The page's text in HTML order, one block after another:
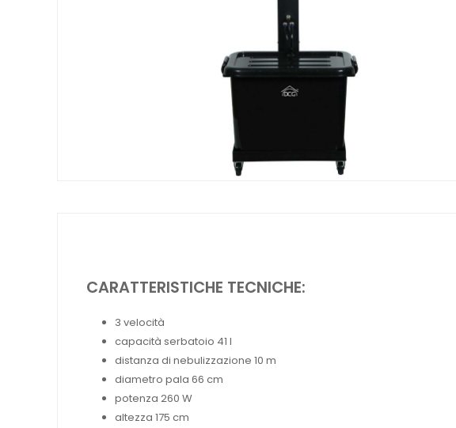
CARATTERISTICHE TECNICHE:
3 velocità
capacità serbatoio 41 l
distanza di nebulizzazione 10 m
diametro pala 66 cm
potenza 260 W
altezza 175 cm